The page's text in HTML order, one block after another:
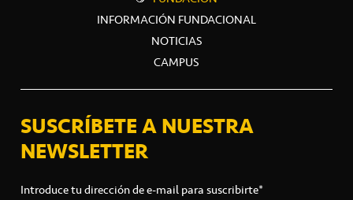
INFORMACIÓN FUNDACIONAL
NOTICIAS
CAMPUS
SUSCRÍBETE A NUESTRA
NEWSLETTER
Introduce tu dirección de e-mail para suscribirte*